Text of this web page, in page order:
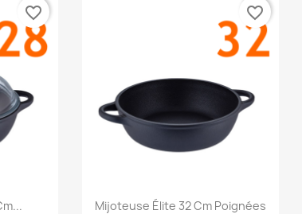
favorite_border
Aperçu rapide
Mijoteuse Élite 32 Cm Poignées
favorite_border